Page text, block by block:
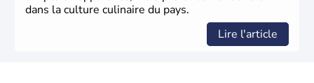
dans la culture culinaire du pays.
Lire l'article